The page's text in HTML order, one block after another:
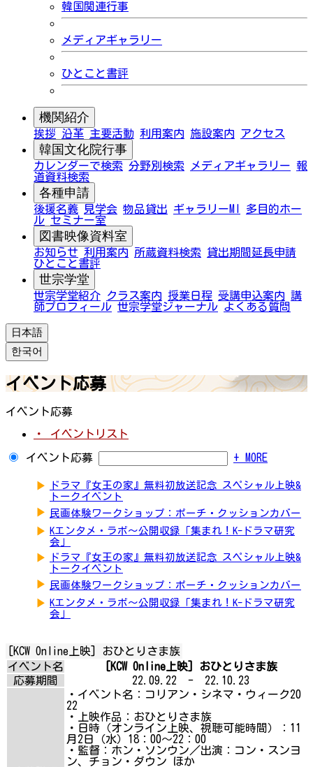
韓国関連行事
メディアギャラリー
ひとこと書評
機関紹介
挨拶 沿革 主要活動 利用案内 施設案内 アクセス
韓国文化院行事
カレンダーで検索 分野別検索 メディアギャラリー 報
道資料検索
各種申請
後援名義 見学会 物品貸出 ギャラリーMI
多目的ホー
ル セミナー室
図書映像資料室
お知らせ 利用案内 所蔵資料検索
貸出期間延長申請
ひとこと書評
世宗学堂
世宗学堂紹介 クラス案内 授業日程 受講申込案内 講
師プロフィール 世宗学堂ジャーナル よくある質問
日本語
한국어
イベント応募
イベント応募
・ イベントリスト
イベント応募 + MORE
▶
ドラマ『女王の家』無料初放送記念 スペシャル上映&
トークイベント
▶ 民画体験ワークショップ：ポーチ・クッションカバー
▶ Kエンタメ・ラボ～公開収録「集まれ！K-ドラマ研究
会」
▶
ドラマ『女王の家』無料初放送記念 スペシャル上映&
トークイベント
▶ 民画体験ワークショップ：ポーチ・クッションカバー
▶ Kエンタメ・ラボ～公開収録「集まれ！K-ドラマ研究
会」
[KCW Online上映] おひとりさま族
イベント名
[KCW Online上映] おひとりさま族
応募期間
22.09.22 - 22.10.23
・イベント名：コリアン・シネマ・ウィーク20
22
・上映作品：おひとりさま族
・日時（オンライン上映、視聴可能時間）：11
月2日（水）18：00～22：00
・監督：ホン・ソンウン／出演：コン・スンヨ
ン、チョン・ダウン ほか